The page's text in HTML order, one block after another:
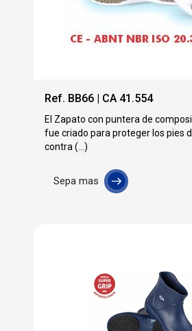
Ref. BB66 | CA 41.554
El Zapato con puntera de
fue criado para proteger los pies
contra (...)
Sepa mas